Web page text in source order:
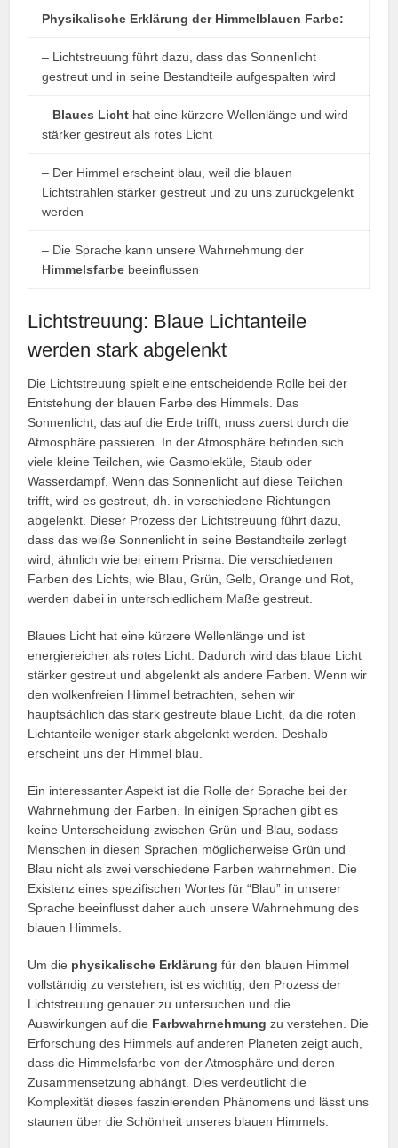
Physikalische Erklärung der Himmelblauen Farbe:
– Lichtstreuung führt dazu, dass das Sonnenlicht
gestreut und in seine Bestandteile aufgespalten wird
– Blaues Licht hat eine kürzere Wellenlänge und wird
stärker gestreut als rotes Licht
– Der Himmel erscheint blau, weil die blauen
Lichtstrahlen stärker gestreut und zu uns zurückgelenkt
werden
– Die Sprache kann unsere Wahrnehmung der
Himmelsfarbe beeinflussen
Lichtstreuung: Blaue Lichtanteile
werden stark abgelenkt
Die Lichtstreuung spielt eine entscheidende Rolle bei der
Entstehung der blauen Farbe des Himmels. Das
Sonnenlicht, das auf die Erde trifft, muss zuerst durch die
Atmosphäre passieren. In der Atmosphäre befinden sich
viele kleine Teilchen, wie Gasmoleküle, Staub oder
Wasserdampf. Wenn das Sonnenlicht auf diese Teilchen
trifft, wird es gestreut, dh. in verschiedene Richtungen
abgelenkt. Dieser Prozess der Lichtstreuung führt dazu,
dass das weiße Sonnenlicht in seine Bestandteile zerlegt
wird, ähnlich wie bei einem Prisma. Die verschiedenen
Farben des Lichts, wie Blau, Grün, Gelb, Orange und Rot,
werden dabei in unterschiedlichem Maße gestreut.
Blaues Licht hat eine kürzere Wellenlänge und ist
energiereicher als rotes Licht. Dadurch wird das blaue Licht
stärker gestreut und abgelenkt als andere Farben. Wenn wir
den wolkenfreien Himmel betrachten, sehen wir
hauptsächlich das stark gestreute blaue Licht, da die roten
Lichtanteile weniger stark abgelenkt werden. Deshalb
erscheint uns der Himmel blau.
Ein interessanter Aspekt ist die Rolle der Sprache bei der
Wahrnehmung der Farben. In einigen Sprachen gibt es
keine Unterscheidung zwischen Grün und Blau, sodass
Menschen in diesen Sprachen möglicherweise Grün und
Blau nicht als zwei verschiedene Farben wahrnehmen. Die
Existenz eines spezifischen Wortes für “Blau” in unserer
Sprache beeinflusst daher auch unsere Wahrnehmung des
blauen Himmels.
Um die physikalische Erklärung für den blauen Himmel
vollständig zu verstehen, ist es wichtig, den Prozess der
Lichtstreuung genauer zu untersuchen und die
Auswirkungen auf die Farbwahrnehmung zu verstehen. Die
Erforschung des Himmels auf anderen Planeten zeigt auch,
dass die Himmelsfarbe von der Atmosphäre und deren
Zusammensetzung abhängt. Dies verdeutlicht die
Komplexität dieses faszinierenden Phänomens und lässt uns
staunen über die Schönheit unseres blauen Himmels.